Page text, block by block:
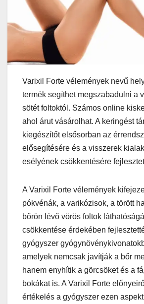
Varixil Forte vélemények nevű
termék segíthet megszabadulni a
sötét foltoktól. Számos online
ahol árut vásárolhat. A keringést
kiegészítőt elsősorban az
elősegítésére és a visszerek
esélyének csökkentésére
A Varixil Forte vélemények
pókvénák, a varikózisok, a törött
bőrön lévő vörös foltok
csökkentése érdekében
gyógyszer
amelyek nemcsak javítják a bőr
hanem enyhítik a görcsöket és a
bokákat is. A Varixil Forte
értékelés a gyógyszer ezen